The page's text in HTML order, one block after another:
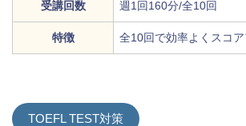
受講回数 週1回160分/全10回
特徴 全10回で効率よくスコ
TOEFL TEST対策